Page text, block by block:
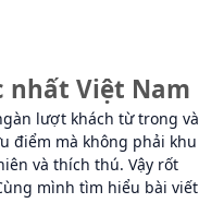
nhất Việt Nam
lượt khách từ trong và
điểm mà không phải khu
và thích thú. Vậy rốt
mình tìm hiểu bài viết